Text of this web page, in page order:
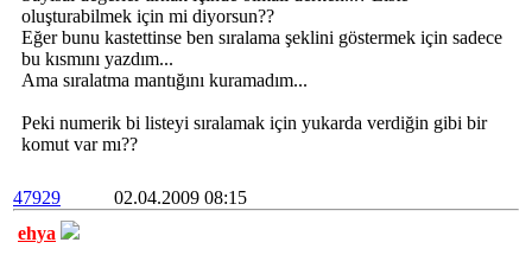
oluşturabilmek için mi diyorsun??
Eğer bunu kastettinse ben sıralama şeklini göstermek için sadece
bu kısmını yazdım...
Ama sıralatma mantığını kuramadım...
Peki numerik bi listeyi sıralamak için yukarda verdiğin gibi bir
komut var mı??
47929
02.04.2009 08:15
ehya